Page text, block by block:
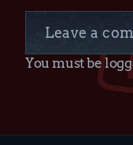
Leave a
You must be